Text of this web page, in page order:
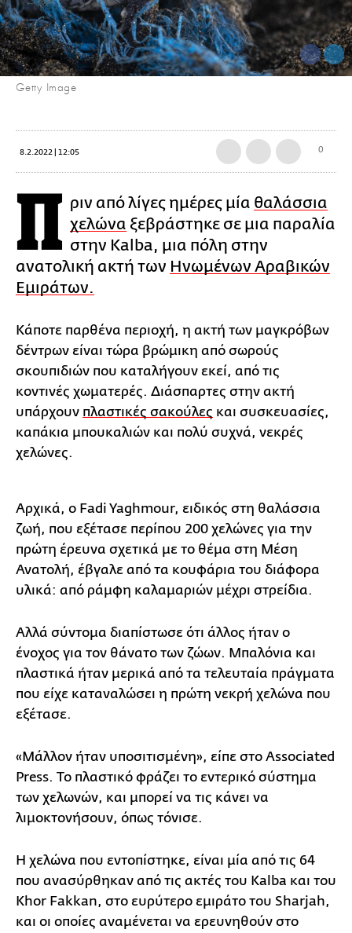
Getty Image
8.2.2022 | 12:05 0
Π ριν από λίγες ημέρες μία θαλάσσια
χελώνα ξεβράστηκε σε μια παραλία
στην Kalba, μια πόλη στην
ανατολική ακτή των Ηνωμένων Αραβικών
Εμιράτων.
Κάποτε παρθένα περιοχή, η ακτή των μαγκρόβων
δέντρων είναι τώρα βρώμικη από σωρούς
σκουπιδιών που καταλήγουν εκεί, από τις
κοντινές χωματερές. Διάσπαρτες στην ακτή
υπάρχουν πλαστικές σακούλες και συσκευασίες,
καπάκια μπουκαλιών και πολύ συχνά, νεκρές
χελώνες.
Αρχικά, ο Fadi Yaghmour, ειδικός στη θαλάσσια
ζωή, που εξέτασε περίπου 200 χελώνες για την
πρώτη έρευνα σχετικά με το θέμα στη Μέση
Ανατολή, έβγαλε από τα κουφάρια του διάφορα
υλικά: από ράμφη καλαμαριών μέχρι στρείδια.
Αλλά σύντομα διαπίστωσε ότι άλλος ήταν ο
ένοχος για τον θάνατο των ζώων. Μπαλόνια και
πλαστικά ήταν μερικά από τα τελευταία πράγματα
που είχε καταναλώσει η πρώτη νεκρή χελώνα που
εξέτασε.
«Μάλλον ήταν υποσιτισμένη», είπε στο Associated
Press. Το πλαστικό φράζει το εντερικό σύστημα
των χελωνών, και μπορεί να τις κάνει να
λιμοκτονήσουν, όπως τόνισε.
Η χελώνα που εντοπίστηκε, είναι μία από τις 64
που ανασύρθηκαν από τις ακτές του Kalba και του
Khor Fakkan, στο ευρύτερο εμιράτο του Sharjah,
και οι οποίες αναμένεται να ερευνηθούν στο